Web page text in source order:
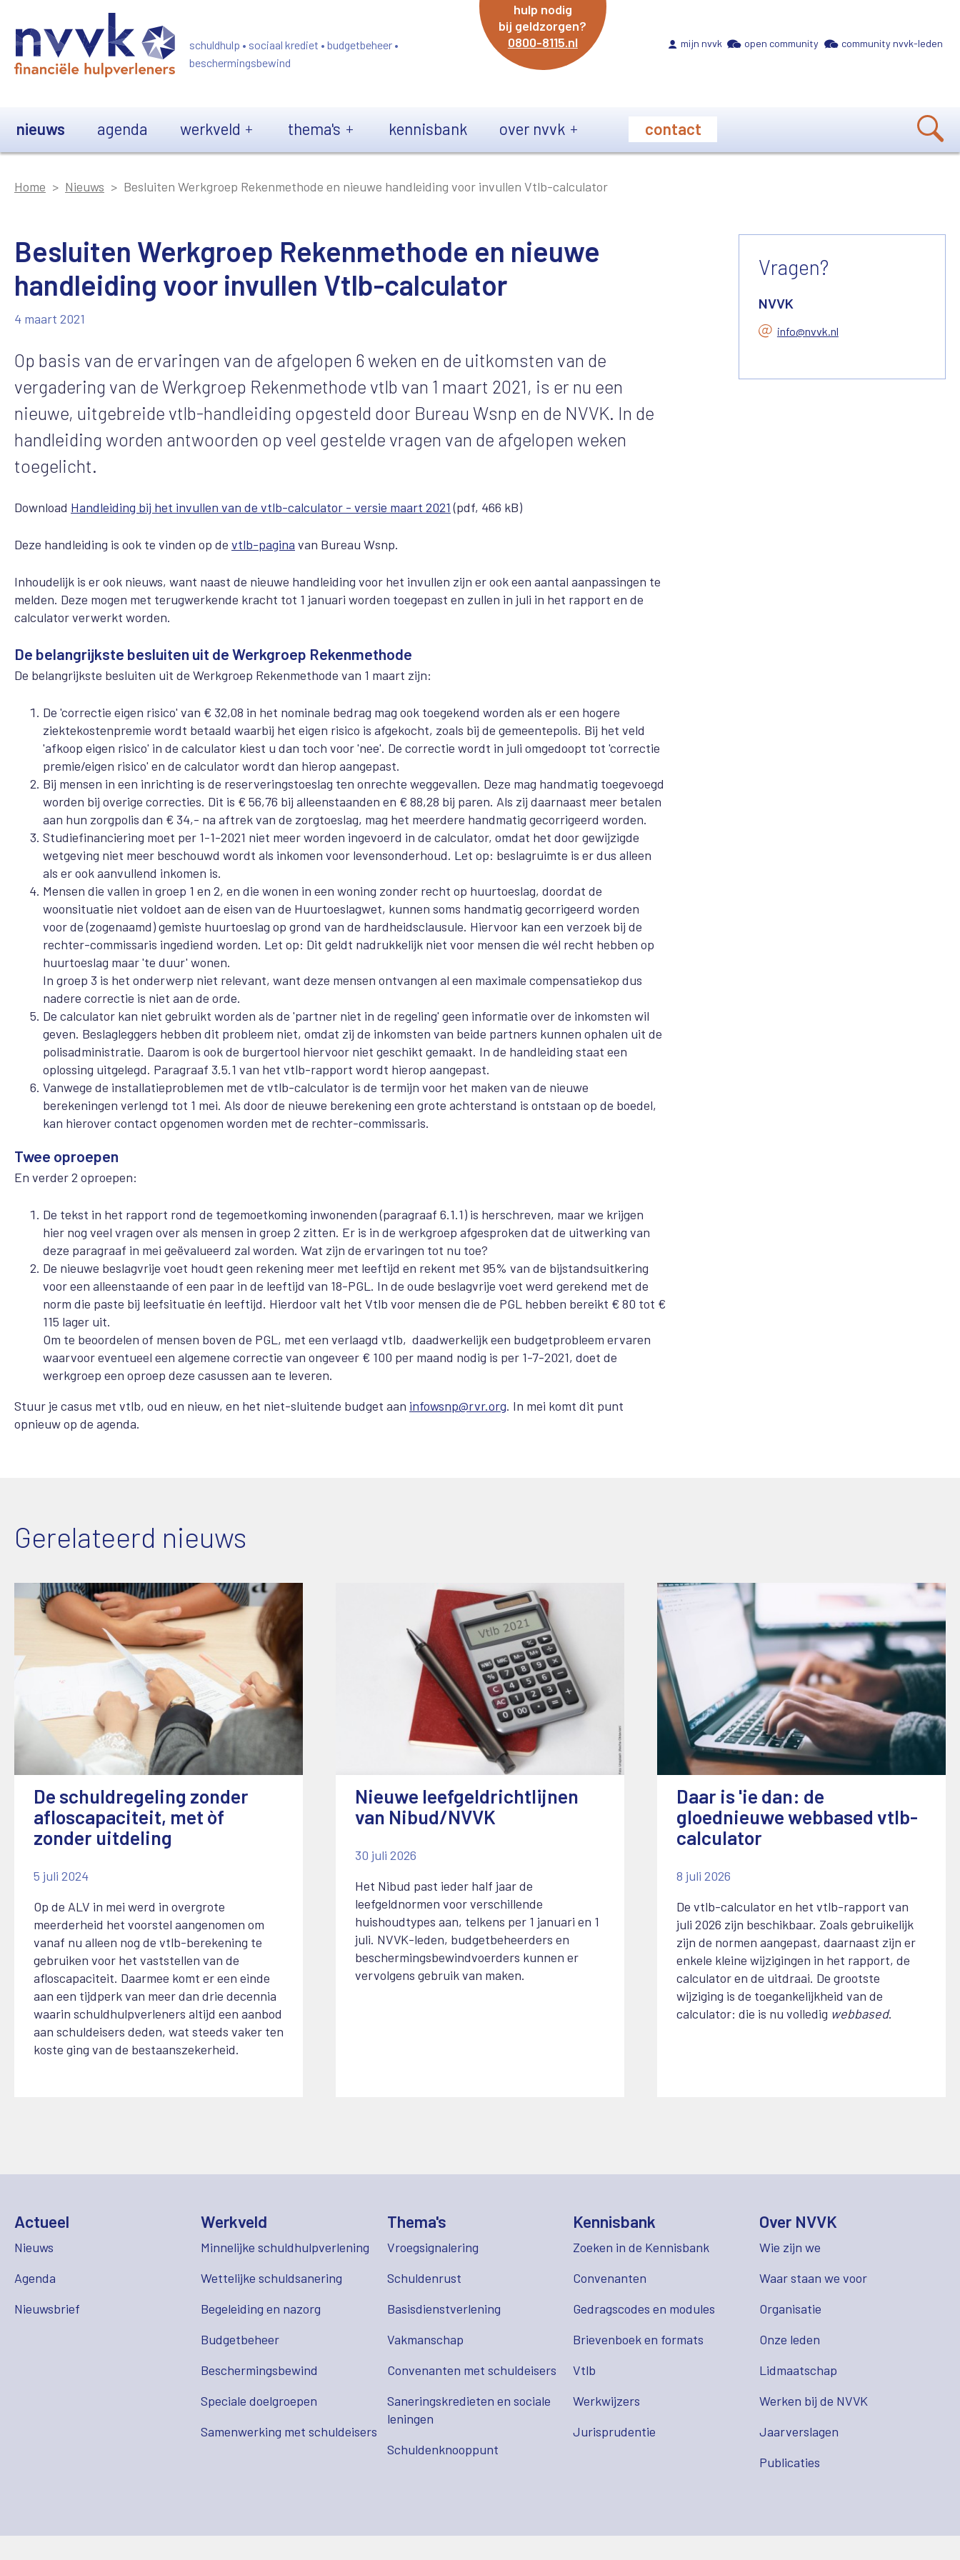
schuldhulp • sociaal krediet • budgetbeheer •
beschermingsbewind
hulp nodig
bij geldzorgen?
0800-8115.nl
mijn nvvk open community community nvvk-leden
nieuws agenda werkveld thema's kennisbank over nvvk contact
Home Nieuws Besluiten Werkgroep Rekenmethode en nieuwe handleiding voor invullen Vtlb-calculator
Besluiten Werkgroep Rekenmethode en nieuwe
handleiding voor invullen Vtlb-calculator
4 maart 2021
Op basis van de ervaringen van de afgelopen 6 weken en de uitkomsten van de
vergadering van de Werkgroep Rekenmethode vtlb van 1 maart 2021, is er nu een
nieuwe, uitgebreide vtlb-handleiding opgesteld door Bureau Wsnp en de NVVK. In de
handleiding worden antwoorden op veel gestelde vragen van de afgelopen weken
toegelicht.
Download Handleiding bij het invullen van de vtlb-calculator - versie maart 2021 (pdf, 466 kB)
Deze handleiding is ook te vinden op de vtlb-pagina van Bureau Wsnp.
Inhoudelijk is er ook nieuws, want naast de nieuwe handleiding voor het invullen zijn er ook een aantal aanpassingen te
melden. Deze mogen met terugwerkende kracht tot 1 januari worden toegepast en zullen in juli in het rapport en de
calculator verwerkt worden.
De belangrijkste besluiten uit de Werkgroep Rekenmethode
De belangrijkste besluiten uit de Werkgroep Rekenmethode van 1 maart zijn:
De 'correctie eigen risico' van € 32,08 in het nominale bedrag mag ook toegekend worden als er een hogere
ziektekostenpremie wordt betaald waarbij het eigen risico is afgekocht, zoals bij de gemeentepolis. Bij het veld
'afkoop eigen risico' in de calculator kiest u dan toch voor 'nee'. De correctie wordt in juli omgedoopt tot 'correctie
premie/eigen risico' en de calculator wordt dan hierop aangepast.
Bij mensen in een inrichting is de reserveringstoeslag ten onrechte weggevallen. Deze mag handmatig toegevoegd
worden bij overige correcties. Dit is € 56,76 bij alleenstaanden en € 88,28 bij paren. Als zij daarnaast meer betalen
aan hun zorgpolis dan € 34,- na aftrek van de zorgtoeslag, mag het meerdere handmatig gecorrigeerd worden.
Studiefinanciering moet per 1-1-2021 niet meer worden ingevoerd in de calculator, omdat het door gewijzigde
wetgeving niet meer beschouwd wordt als inkomen voor levensonderhoud. Let op: beslagruimte is er dus alleen
als er ook aanvullend inkomen is.
Mensen die vallen in groep 1 en 2, en die wonen in een woning zonder recht op huurtoeslag, doordat de
woonsituatie niet voldoet aan de eisen van de Huurtoeslagwet, kunnen soms handmatig gecorrigeerd worden
voor de (zogenaamd) gemiste huurtoeslag op grond van de hardheidsclausule. Hiervoor kan een verzoek bij de
rechter-commissaris ingediend worden. Let op: Dit geldt nadrukkelijk niet voor mensen die wél recht hebben op
huurtoeslag maar 'te duur' wonen.
In groep 3 is het onderwerp niet relevant, want deze mensen ontvangen al een maximale compensatiekop dus
nadere correctie is niet aan de orde.
De calculator kan niet gebruikt worden als de 'partner niet in de regeling' geen informatie over de inkomsten wil
geven. Beslagleggers hebben dit probleem niet, omdat zij de inkomsten van beide partners kunnen ophalen uit de
polisadministratie. Daarom is ook de burgertool hiervoor niet geschikt gemaakt. In de handleiding staat een
oplossing uitgelegd. Paragraaf 3.5.1 van het vtlb-rapport wordt hierop aangepast.
Vanwege de installatieproblemen met de vtlb-calculator is de termijn voor het maken van de nieuwe
berekeningen verlengd tot 1 mei. Als door de nieuwe berekening een grote achterstand is ontstaan op de boedel,
kan hierover contact opgenomen worden met de rechter-commissaris.
Twee oproepen
En verder 2 oproepen:
De tekst in het rapport rond de tegemoetkoming inwonenden (paragraaf 6.1.1) is herschreven, maar we krijgen
hier nog veel vragen over als mensen in groep 2 zitten. Er is in de werkgroep afgesproken dat de uitwerking van
deze paragraaf in mei geëvalueerd zal worden. Wat zijn de ervaringen tot nu toe?
De nieuwe beslagvrije voet houdt geen rekening meer met leeftijd en rekent met 95% van de bijstandsuitkering
voor een alleenstaande of een paar in de leeftijd van 18-PGL. In de oude beslagvrije voet werd gerekend met de
norm die paste bij leefsituatie én leeftijd. Hierdoor valt het Vtlb voor mensen die de PGL hebben bereikt € 80 tot €
115 lager uit.
Om te beoordelen of mensen boven de PGL, met een verlaagd vtlb, daadwerkelijk een budgetprobleem ervaren
waarvoor eventueel een algemene correctie van ongeveer € 100 per maand nodig is per 1-7-2021, doet de
werkgroep een oproep deze casussen aan te leveren.
Stuur je casus met vtlb, oud en nieuw, en het niet-sluitende budget aan infowsnp@rvr.org. In mei komt dit punt
opnieuw op de agenda.
Vragen?
NVVK
info@nvvk.nl
Gerelateerd nieuws
De schuldregeling zonder
afloscapaciteit, met òf
zonder uitdeling
5 juli 2024
Op de ALV in mei werd in overgrote
meerderheid het voorstel aangenomen om
vanaf nu alleen nog de vtlb-berekening te
gebruiken voor het vaststellen van de
afloscapaciteit. Daarmee komt er een einde
aan een tijdperk van meer dan drie decennia
waarin schuldhulpverleners altijd een aanbod
aan schuldeisers deden, wat steeds vaker ten
koste ging van de bestaanszekerheid.
Nieuwe leefgeldrichtlijnen
van Nibud/NVVK
30 juli 2026
Het Nibud past ieder half jaar de
leefgeldnormen voor verschillende
huishoudtypes aan, telkens per 1 januari en 1
juli. NVVK-leden, budgetbeheerders en
beschermingsbewindvoerders kunnen er
vervolgens gebruik van maken.
Daar is 'ie dan: de
gloednieuwe webbased vtlb-
calculator
8 juli 2026
De vtlb-calculator en het vtlb-rapport van
juli 2026 zijn beschikbaar. Zoals gebruikelijk
zijn de normen aangepast, daarnaast zijn er
enkele kleine wijzigingen in het rapport, de
calculator en de uitdraai. De grootste
wijziging is de toegankelijkheid van de
calculator: die is nu volledig webbased.
Actueel
Nieuws
Agenda
Nieuwsbrief
Werkveld
Minnelijke schuldhulpverlening
Wettelijke schuldsanering
Begeleiding en nazorg
Budgetbeheer
Beschermingsbewind
Speciale doelgroepen
Samenwerking met schuldeisers
Thema's
Vroegsignalering
Schuldenrust
Basisdienstverlening
Vakmanschap
Convenanten met schuldeisers
Saneringskredieten en sociale
leningen
Schuldenknooppunt
Kennisbank
Zoeken in de Kennisbank
Convenanten
Gedragscodes en modules
Brievenboek en formats
Vtlb
Werkwijzers
Jurisprudentie
Over NVVK
Wie zijn we
Waar staan we voor
Organisatie
Onze leden
Lidmaatschap
Werken bij de NVVK
Jaarverslagen
Publicaties